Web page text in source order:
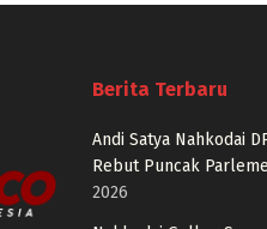
Berita Terbaru
Andi Satya Nahkodai
Rebut Puncak
2026